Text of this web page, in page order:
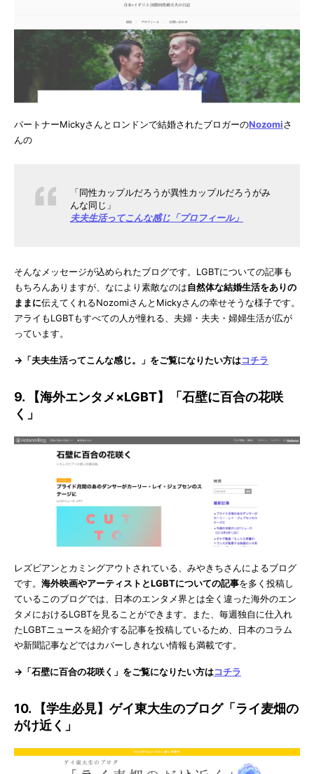
パートナーMickyさんとロンドンで結婚されたブロガーのNozomiさ
んの
「同性カップルだろうが異性カップルだろうがみ
んな同じ」
夫夫生活ってこんな感じ「プロフィール」
そんなメッセージが込められたブログです。LGBTについての記事も
もちろんありますが、なにより素敵なのは自然体な結婚生活をありの
ままに伝えてくれるNozomiさんとMickyさんの幸せそうな様子です。
アライもLGBTもすべての人が憧れる、夫婦・夫夫・婦婦生活が広が
っています。
→「夫夫生活ってこんな感じ。」をご覧になりたい方はコチラ
9. 【海外エンタメ×LGBT】「石壁に百合の花咲
く」
レズビアンとカミングアウトされている、みやきちさんによるブログ
です。 海外映画やアーティストとLGBTについての記事を多く投稿し
ているこのブログでは、日本のエンタメ界とは全く違った海外のエン
タメにおけるLGBTを見ることができます。また、毎週独自に仕入れ
たLGBTニュースを紹介する記事を投稿しているため、日本のコラム
や新聞記事などではカバーしきれない情報も満載です。
→「石壁に百合の花咲く」をご覧になりたい方はコチラ
10. 【学生必見】ゲイ東大生のブログ「ライ麦畑の
がけ近く」